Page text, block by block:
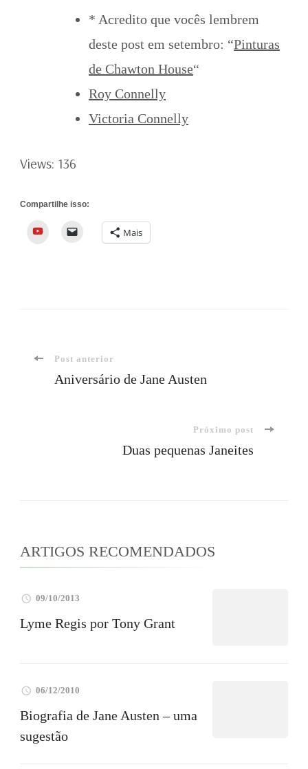
* Acredito que vocês lembrem
deste post em setembro: “Pinturas
de Chawton House“
Roy Connelly
Victoria Connelly
Views: 136
Compartilhe isso:
YouTube Mais
Navegação
Post anterior
Aniversário de Jane Austen
Próximo post
Duas pequenas Janeites
ARTIGOS RECOMENDADOS
09/10/2013
Lyme Regis por Tony Grant
06/12/2010
Biografia de Jane Austen – uma
sugestão